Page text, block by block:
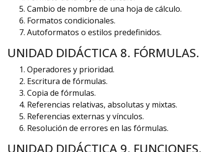
Cambio de nombre de una hoja de cálculo.
Formatos condicionales.
Autoformatos o estilos predefinidos.
UNIDAD DIDÁCTICA 8. FÓRMULAS.
Operadores y prioridad.
Escritura de fórmulas.
Copia de fórmulas.
Referencias relativas, absolutas y mixtas.
Referencias externas y vínculos.
Resolución de errores en las fórmulas.
UNIDAD DIDÁCTICA 9. FUNCIONES.